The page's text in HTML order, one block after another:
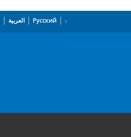
العربية Русский